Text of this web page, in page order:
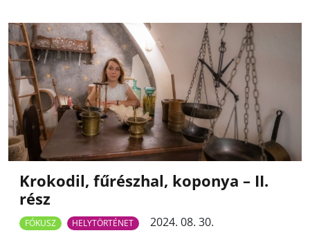
Krokodil, fűrészhal, koponya – II.
rész
FÓKUSZ HELYTÖRTÉNET
2024. 08. 30.